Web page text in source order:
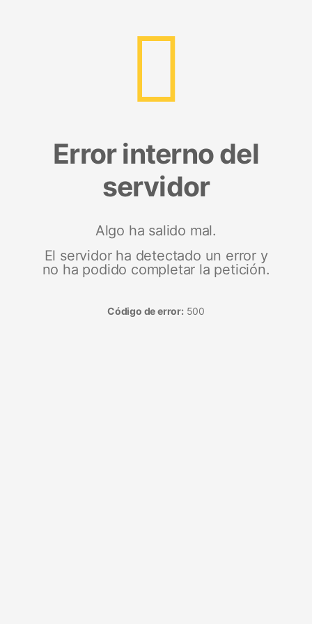
Error interno del
servidor
Algo ha salido mal.
El servidor ha detectado un error y
no ha podido completar la petición.
Código de error: 500